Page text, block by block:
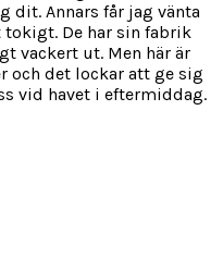
dit. Annars får jag vänta
De har sin fabrik
vackert ut. Men här är
och det lockar att ge sig
vid havet i eftermiddag.